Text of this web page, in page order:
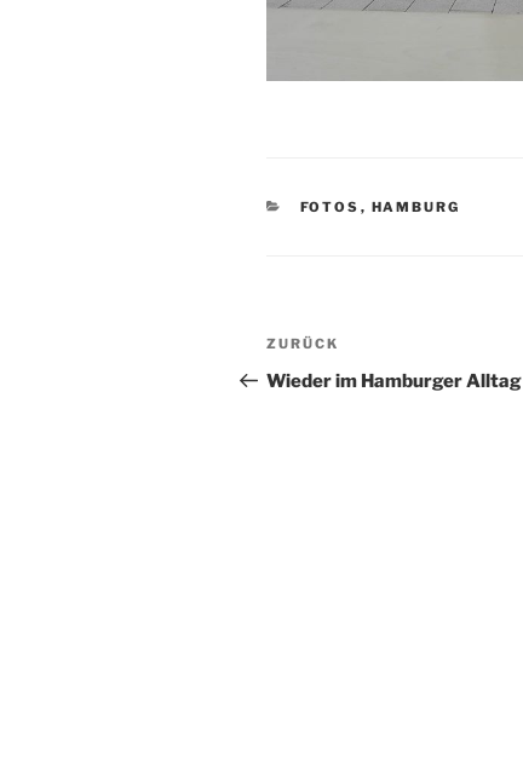
KATEGORIEN
FOTOS , HAMBURG
Beitragsnavigation
Vorheriger
Beitrag
ZURÜCK
Wieder im Hamburger Alltag